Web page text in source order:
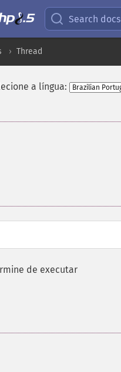
Search docs
Thread
a língua:
de executar